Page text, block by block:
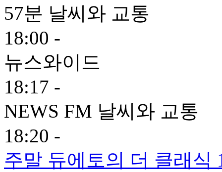
57분 날씨와 교통
18:00 -
뉴스와이드
18:17 -
NEWS FM 날씨와 교통
18:20 -
주말 듀에토의 더 클래식